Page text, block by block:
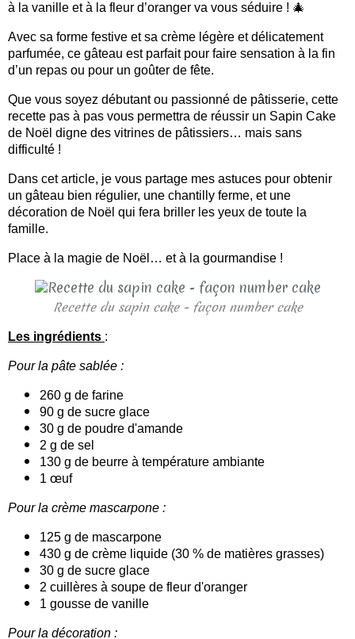
à la vanille et à la fleur d’oranger va vous séduire ! 🎄
Avec sa forme festive et sa crème légère et délicatement
parfumée, ce gâteau est parfait pour faire sensation à la fin
d’un repas ou pour un goûter de fête.
Que vous soyez débutant ou passionné de pâtisserie, cette
recette pas à pas vous permettra de réussir un Sapin Cake
de Noël digne des vitrines de pâtissiers… mais sans
difficulté !
Dans cet article, je vous partage mes astuces pour obtenir
un gâteau bien régulier, une chantilly ferme, et une
décoration de Noël qui fera briller les yeux de toute la
famille.
Place à la magie de Noël… et à la gourmandise !
Recette du sapin cake - façon number cake
Les ingrédients :
Pour la pâte sablée :
260 g de farine
90 g de sucre glace
30 g de poudre d'amande
2 g de sel
130 g de beurre à température ambiante
1 œuf
Pour la crème mascarpone :
125 g de mascarpone
430 g de crème liquide (30 % de matières grasses)
30 g de sucre glace
2 cuillères à soupe de fleur d'oranger
1 gousse de vanille
Pour la décoration :